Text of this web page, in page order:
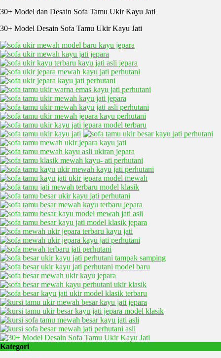
30+ Model dan Desain Sofa Tamu Ukir Kayu Jati
30+ Model Desain Sofa Tamu Ukir Kayu Jati
Kategori